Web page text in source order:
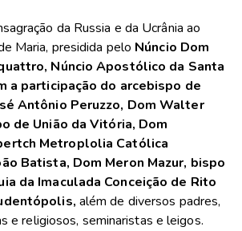
da Russia e da Ucrânia ao
Maria, presidida pelo Núncio Dom
Núncio Apostólico da Santa
a participação do arcebispo de
Antônio Peruzzo, Dom Walter
de União da Vitória, Dom
Metroplolia Católica
Batista, Dom Meron Mazur, bispo
da Imaculada Conceição de Rito
além de diversos padres,
e religiosos, seminaristas e leigos.